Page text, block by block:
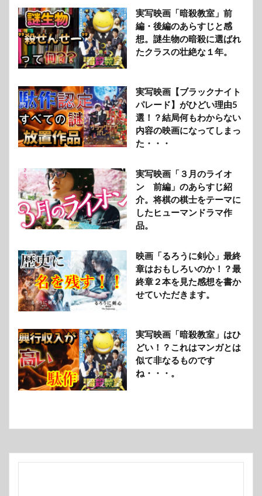
実写映画「暗殺教室」前
編・後編のあらすじと感
想。謎生物の暗殺に選ばれ
たクラスの壮絶な１年。
実写映画【ブラックナイト
パレード】がひどい理由5
選！？結局何もわからない
内容の映画になってしまっ
た・・・
実写映画「３月のライオ
ン 前編」のあらすじ紹
介。将棋の棋士をテーマに
したヒューマンドラマ作
品。
映画「るろうに剣心」最終
章はおもしろいのか！？最
終章２本を見た感想を書か
せていただきます。
実写映画「暗殺教室」はひ
どい！？これはマンガとは
似て非なるものです
ね・・・。